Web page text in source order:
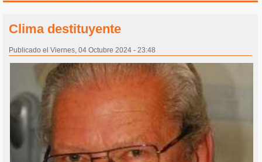
Clima destituyente
Publicado el Viernes, 04 Octubre 2024 - 23:48